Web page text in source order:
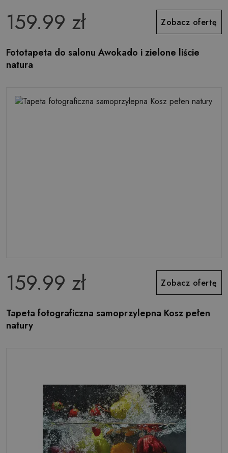
159.99 zł Zobacz ofertę
Fototapeta do salonu Awokado i zielone liście
natura
159.99 zł Zobacz ofertę
Tapeta fotograficzna samoprzylepna Kosz pełen
natury